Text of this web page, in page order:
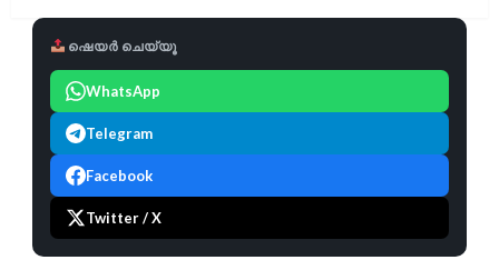
ഷെയർ ചെയ്യൂ
WhatsApp
Telegram
Facebook
Twitter / X